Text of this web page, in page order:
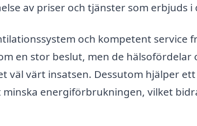
av priser och tjänster som erbjuds i
och kompetent service
en stor beslut, men de hälsofördelar
väl värt insatsen. Dessutom hjälper
energiförbrukningen, vilket